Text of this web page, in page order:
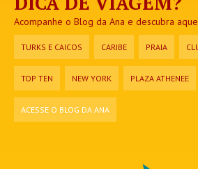
Acompanhe o Blog da Ana e descubra
TURKS E CAICOS CARIBE PRAIA
TOP TEN NEW YORK PLAZA ATHENEE
ACESSE O BLOG DA ANA